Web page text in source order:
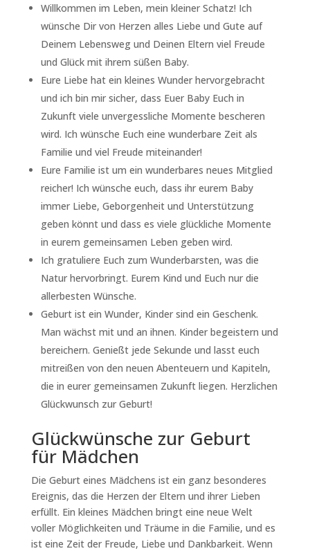
Willkommen im Leben, mein kleiner Schatz! Ich
wünsche Dir von Herzen alles Liebe und Gute auf
Deinem Lebensweg und Deinen Eltern viel Freude
und Glück mit ihrem süßen Baby.
Eure Liebe hat ein kleines Wunder hervorgebracht
und ich bin mir sicher, dass Euer Baby Euch in
Zukunft viele unvergessliche Momente bescheren
wird. Ich wünsche Euch eine wunderbare Zeit als
Familie und viel Freude miteinander!
Eure Familie ist um ein wunderbares neues Mitglied
reicher! Ich wünsche euch, dass ihr eurem Baby
immer Liebe, Geborgenheit und Unterstützung
geben könnt und dass es viele glückliche Momente
in eurem gemeinsamen Leben geben wird.
Ich gratuliere Euch zum Wunderbarsten, was die
Natur hervorbringt. Eurem Kind und Euch nur die
allerbesten Wünsche.
Geburt ist ein Wunder, Kinder sind ein Geschenk.
Man wächst mit und an ihnen. Kinder begeistern und
bereichern. Genießt jede Sekunde und lasst euch
mitreißen von den neuen Abenteuern und Kapiteln,
die in eurer gemeinsamen Zukunft liegen. Herzlichen
Glückwunsch zur Geburt!
Glückwünsche zur Geburt
für Mädchen
Die Geburt eines Mädchens ist ein ganz besonderes
Ereignis, das die Herzen der Eltern und ihrer Lieben
erfüllt. Ein kleines Mädchen bringt eine neue Welt
voller Möglichkeiten und Träume in die Familie, und es
ist eine Zeit der Freude, Liebe und Dankbarkeit. Wenn